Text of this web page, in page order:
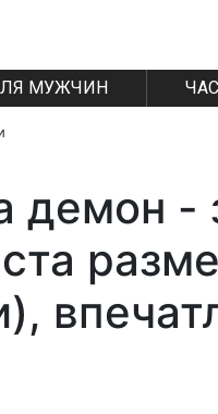
МУЖЧИН
демон -